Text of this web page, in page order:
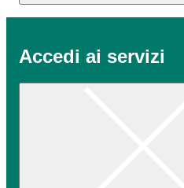
Accedi ai servizi